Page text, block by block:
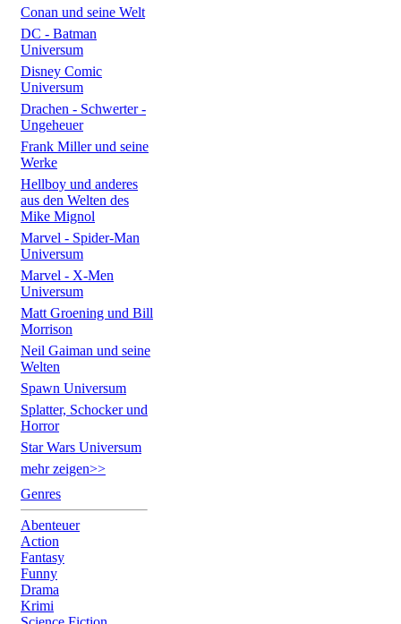
Conan und seine Welt
DC - Batman
Universum
Disney Comic
Universum
Drachen - Schwerter -
Ungeheuer
Frank Miller und seine
Werke
Hellboy und anderes
aus den Welten des
Mike Mignol
Marvel - Spider-Man
Universum
Marvel - X-Men
Universum
Matt Groening und Bill
Morrison
Neil Gaiman und seine
Welten
Spawn Universum
Splatter, Schocker und
Horror
Star Wars Universum
mehr zeigen>>
Genres
Abenteuer
Action
Fantasy
Funny
Drama
Krimi